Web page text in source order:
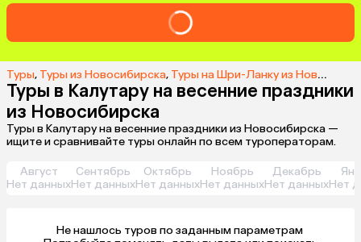
Туры, Туры из Новосибирска, Туры на Шри-Ланку из Новосибирска
Туры в Калутару на весенние праздники
из Новосибирска
Туры в Калутару на весенние праздники из Новосибирска —
ищите и сравнивайте туры онлайн по всем туроператорам.
Август
Нет данных
Сентябрь
Нет данных
Октябрь
Нет данных
Ноябрь
Нет данных
Декабрь
Нет данныхНет
Не нашлось туров по заданным параметрам